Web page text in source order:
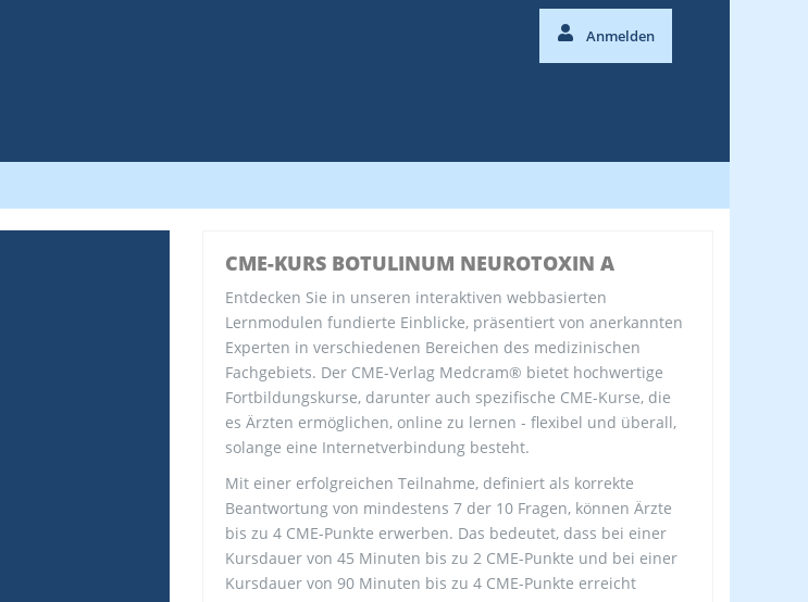
Anmelden
CME-KURS BOTULINUM NEUROTOXIN A
Entdecken Sie in unseren interaktiven webbasierten
Lernmodulen fundierte Einblicke, präsentiert von anerkannten
Experten in verschiedenen Bereichen des medizinischen
Fachgebiets. Der CME-Verlag Medcram® bietet hochwertige
Fortbildungskurse, darunter auch spezifische CME-Kurse, die
es Ärzten ermöglichen, online zu lernen - flexibel und überall,
solange eine Internetverbindung besteht.
Mit einer erfolgreichen Teilnahme, definiert als korrekte
Beantwortung von mindestens 7 der 10 Fragen, können Ärzte
bis zu 4 CME-Punkte erwerben. Das bedeutet, dass bei einer
Kursdauer von 45 Minuten bis zu 2 CME-Punkte und bei einer
Kursdauer von 90 Minuten bis zu 4 CME-Punkte erreicht